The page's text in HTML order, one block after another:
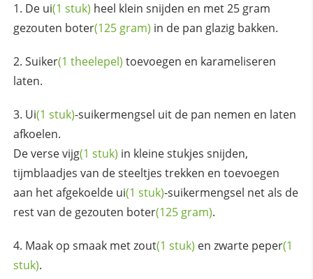
De ui(1 stuk) heel klein snijden en met 25 gram
gezouten boter(125 gram) in de pan glazig bakken.
Suiker(1 theelepel) toevoegen en karameliseren
laten.
Ui(1 stuk)-suikermengsel uit de pan nemen en laten
afkoelen.
De versevijg(1 stuk) in kleine stukjes snijden,
tijmblaadjes van de steeltjes trekken en toevoegen
aan het afgekoelde ui(1 stuk)-suikermengsel net als de
rest van de gezouten boter(125 gram).
Maak op smaak metzout(1 stuk) en zwarte peper(1
stuk).